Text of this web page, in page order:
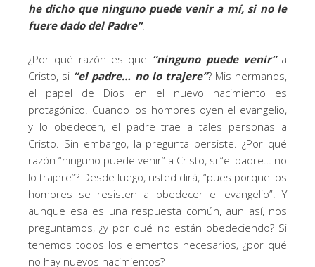
he dicho que ninguno puede venir a mí, si no le
fuere dado del Padre”.
¿Por qué razón es que “ninguno puede venir”a
Cristo, si “el padre… no lo trajere”? Mis hermanos,
el papel de Dios en el nuevo nacimiento es
protagónico. Cuando los hombres oyen el evangelio,
y lo obedecen, el padre trae a tales personas a
Cristo. Sin embargo, la pregunta persiste. ¿Por qué
razón “ninguno puede venir” a Cristo, si “el padre… no
lo trajere”? Desde luego, usted dirá, “pues porque los
hombres se resisten a obedecer el evangelio”. Y
aunque esa es una respuesta común, aun así, nos
preguntamos, ¿y por qué no están obedeciendo? Si
tenemos todos los elementos necesarios, ¿por qué
no hay nuevos nacimientos?